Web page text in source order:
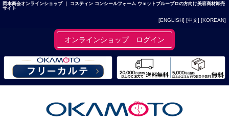
岡本商会オンラインショップ ｜ コスティン コンシールフォーム ウェットブループロの方向け美容商材卸売
サイト
[ENGLISH] [中文] [KOREAN]
オンラインショップ ログイン